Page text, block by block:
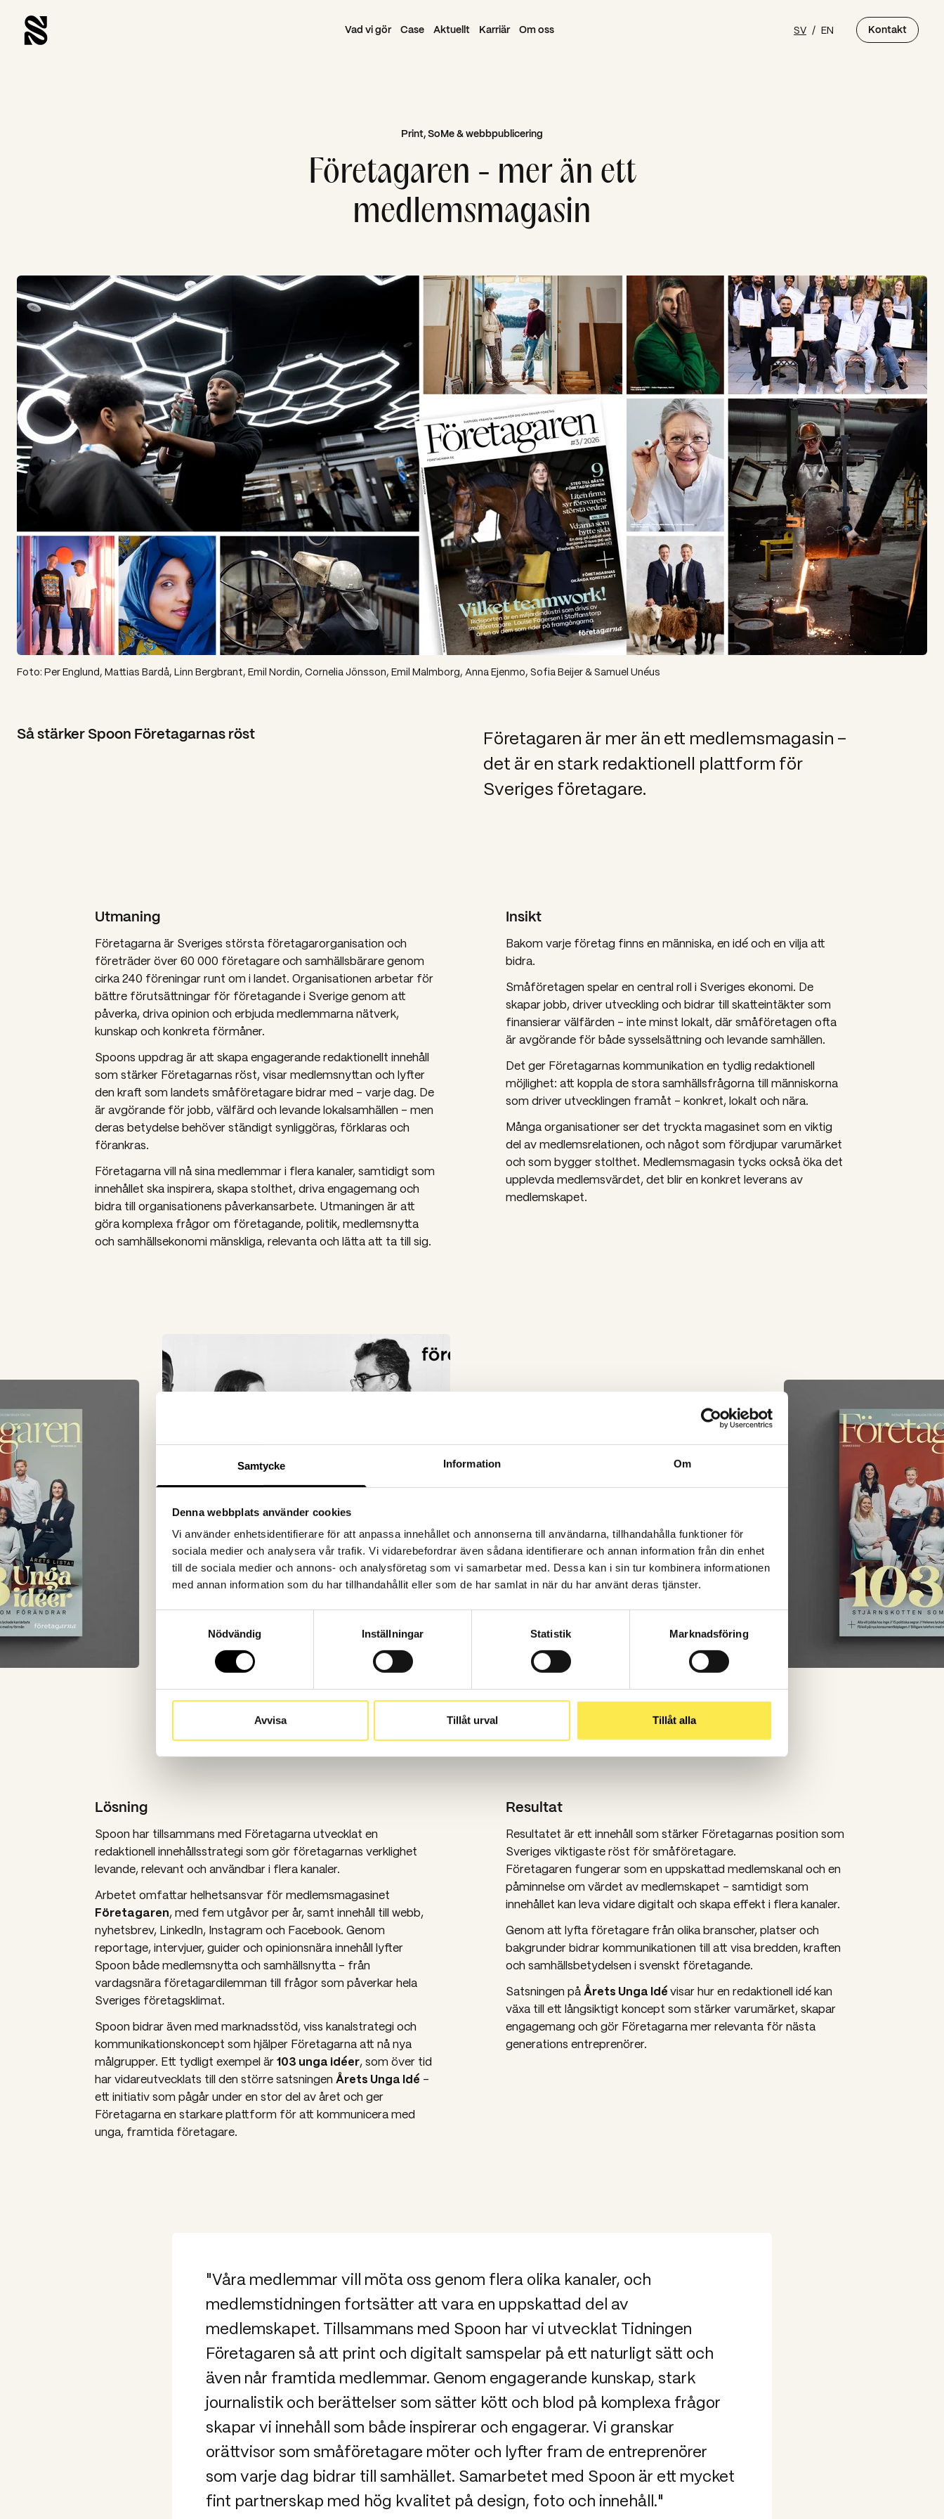
Samtycke Information Om
Denna webbplats använder cookies
Vi använder enhetsidentifierare för att anpassa innehållet och annonserna till användarna, tillhandahålla funktioner för
sociala medier och analysera vår trafik. Vi vidarebefordrar även sådana identifierare och annan information från din enhet
till de sociala medier och annons- och analysföretag som vi samarbetar med. Dessa kan i sin tur kombinera informationen
med annan information som du har tillhandahållit eller som de har samlat in när du har använt deras tjänster.
Nödvändig
Inställningar Statistik Marknadsföring
Avvisa Tillåt urval Tillåt alla
Vad vi gör Case Aktuellt Karriär Om oss SV / EN Kontakt
Print, SoMe & webbpublicering
Företagaren - mer än ett
medlemsmagasin
Foto: Per Englund, Mattias Bardå, Linn Bergbrant, Emil Nordin, Cornelia Jönsson, Emil Malmborg, Anna Ejenmo, Sofia Beijer & Samuel Unéus
Så stärker Spoon Företagarnas röst
Företagaren är mer än ett medlemsmagasin –
det är en stark redaktionell plattform för
Sveriges företagare.
Utmaning
Företagarna är Sveriges största företagarorganisation och
företräder över 60 000 företagare och samhällsbärare genom
cirka 240 föreningar runt om i landet. Organisationen arbetar för
bättre förutsättningar för företagande i Sverige genom att
påverka, driva opinion och erbjuda medlemmarna nätverk,
kunskap och konkreta förmåner.
Spoons uppdrag är att skapa engagerande redaktionellt innehåll
som stärker Företagarnas röst, visar medlemsnyttan och lyfter
den kraft som landets småföretagare bidrar med – varje dag. De
är avgörande för jobb, välfärd och levande lokalsamhällen – men
deras betydelse behöver ständigt synliggöras, förklaras och
förankras.
Företagarna vill nå sina medlemmar i flera kanaler, samtidigt som
innehållet ska inspirera, skapa stolthet, driva engagemang och
bidra till organisationens påverkansarbete. Utmaningen är att
göra komplexa frågor om företagande, politik, medlemsnytta
och samhällsekonomi mänskliga, relevanta och lätta att ta till sig.
Insikt
Bakom varje företag finns en människa, en idé och en vilja att
bidra.
Småföretagen spelar en central roll i Sveriges ekonomi. De
skapar jobb, driver utveckling och bidrar till skatteintäkter som
finansierar välfärden – inte minst lokalt, där småföretagen ofta
är avgörande för både sysselsättning och levande samhällen.
Det ger Företagarnas kommunikation en tydlig redaktionell
möjlighet: att koppla de stora samhällsfrågorna till människorna
som driver utvecklingen framåt – konkret, lokalt och nära.
Många organisationer ser det tryckta magasinet som en viktig
del av medlemsrelationen, och något som fördjupar varumärket
och som bygger stolthet. Medlemsmagasin tycks också öka det
upplevda medlemsvärdet, det blir en konkret leverans av
medlemskapet.
Lösning
Spoon har tillsammans med Företagarna utvecklat en
redaktionell innehållsstrategi som gör företagarnas verklighet
levande, relevant och användbar i flera kanaler.
Arbetet omfattar helhetsansvar för medlemsmagasinet
Företagaren, med fem utgåvor per år, samt innehåll till webb,
nyhetsbrev, LinkedIn, Instagram och Facebook. Genom
reportage, intervjuer, guider och opinionsnära innehåll lyfter
Spoon både medlemsnytta och samhällsnytta – från
vardagsnära företagardilemman till frågor som påverkar hela
Sveriges företagsklimat.
Spoon bidrar även med marknadsstöd, viss kanalstrategi och
kommunikationskoncept som hjälper Företagarna att nå nya
målgrupper. Ett tydligt exempel är103 unga idéer, som över tid
har vidareutvecklats till den större satsningen Årets Unga Idé –
ett initiativ som pågår under en stor del av året och ger
Företagarna en starkare plattform för att kommunicera med
unga, framtida företagare.
Resultat
Resultatet är ett innehåll som stärker Företagarnas position som
Sveriges viktigaste röst för småföretagare.
Företagaren fungerar som en uppskattad medlemskanal och en
påminnelse om värdet av medlemskapet – samtidigt som
innehållet kan leva vidare digitalt och skapa effekt i flera kanaler.
Genom att lyfta företagare från olika branscher, platser och
bakgrunder bidrar kommunikationen till att visa bredden, kraften
och samhällsbetydelsen i svenskt företagande.
Satsningen påÅrets Unga Idévisar hur en redaktionell idé kan
växa till ett långsiktigt koncept som stärker varumärket, skapar
engagemang och gör Företagarna mer relevanta för nästa
generations entreprenörer.
"Våra medlemmar vill möta oss genom flera olika kanaler, och
medlemstidningen fortsätter att vara en uppskattad del av
medlemskapet. Tillsammans med Spoon har vi utvecklat Tidningen
Företagaren så att print och digitalt samspelar på ett naturligt sätt och
även når framtida medlemmar. Genom engagerande kunskap, stark
journalistik och berättelser som sätter kött och blod på komplexa frågor
skapar vi innehåll som både inspirerar och engagerar. Vi granskar
orättvisor som småföretagare möter och lyfter fram de entreprenörer
som varje dag bidrar till samhället. Samarbetet med Spoon är ett mycket
fint partnerskap med hög kvalitet på design, foto och innehåll."